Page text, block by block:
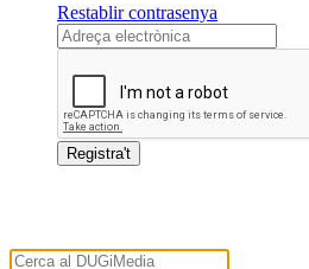
Restablir contrasenya